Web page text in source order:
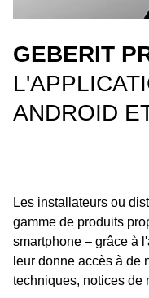
GEBERIT
ANDROID
Les installateurs ou
gamme de produits
smartphone – grâce à
leur donne accès à de
techniques, notices de